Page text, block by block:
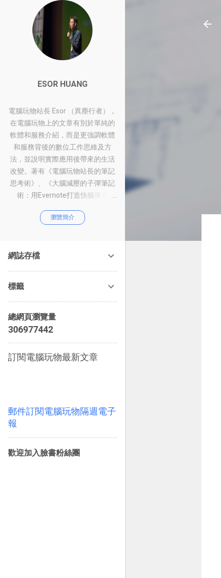
ESOR HUANG
電腦玩物站長 Esor （異塵行者），
在電腦玩物上的文章有別於單純的
軟體和服務介紹，而是更強調軟體
和服務背後的數位工作思維及方
法，並說明實際應用後帶來的生活
改變。著有《電腦玩物站長的筆記
思考術》、《大腦減壓的子彈筆記
術：用Evernote打造快狠準系
作術：從職場到人生的100個聰明
瀏覽簡介
網誌存檔
標籤
總網頁瀏覽量
306977442
訂閱電腦玩物最新文章
郵件訂閱電腦玩物隔週電子
報
歡迎加入臉書粉絲團